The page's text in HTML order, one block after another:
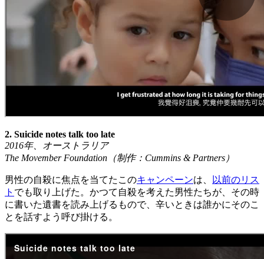
2. Suicide notes talk too late
2016年、オーストラリア
The Movember Foundation （制作： Cummins & Partners ）
男性の自殺に焦点を当てたこのキャンペーンは、
以前のリス
ト でも取り上げた。かつて自殺を考えた男性たちが、その時
に書いた遺書を読み上げるもので、辛いときは誰かにそのこ
とを話すよう呼び掛ける。